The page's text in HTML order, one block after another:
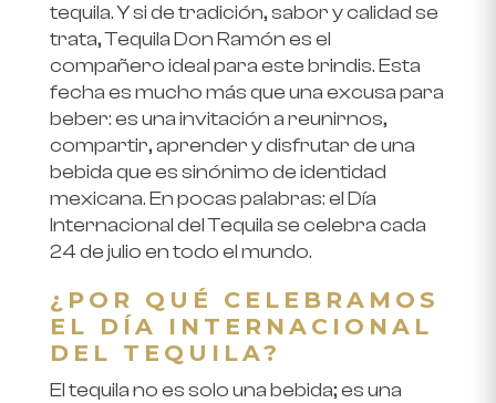
tequila. Y si de tradición, sabor y calidad se
trata, Tequila Don Ramón es el
compañero ideal para este brindis. Esta
fecha es mucho más que una excusa para
beber: es una invitación a reunirnos,
compartir, aprender y disfrutar de una
bebida que es sinónimo de identidad
mexicana. En pocas palabras: el Día
Internacional del Tequila se celebra cada
24 de julio en todo el mundo.
¿POR QUÉ CELEBRAMOS
EL DÍA INTERNACIONAL
DEL TEQUILA?
El tequila no es solo una bebida; es una